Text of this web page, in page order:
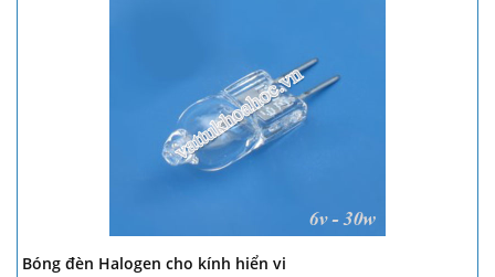
Bóng đèn Halogen cho kính hiển vi